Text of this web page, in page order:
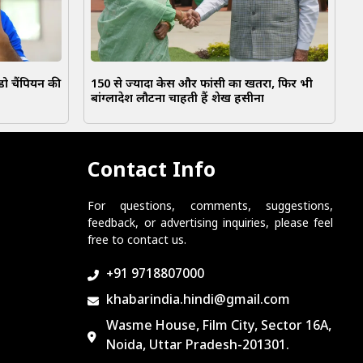
चैंपियन की
150 से ज्यादा केस और फांसी का खतरा, फिर भी
बांग्लादेश लौटना चाहती हैं शेख हसीना
Contact Info
For questions, comments, suggestions,
feedback, or advertising inquiries, please feel
free to contact us.
+91 9718807000
khabarindia.hindi@gmail.com
Wasme House, Film City, Sector 16A,
Noida, Uttar Pradesh-201301.